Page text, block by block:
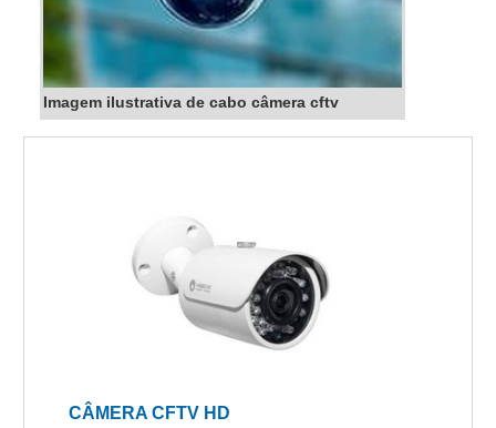
Imagem ilustrativa de cabo câmera cftv
CÂMERA CFTV HD